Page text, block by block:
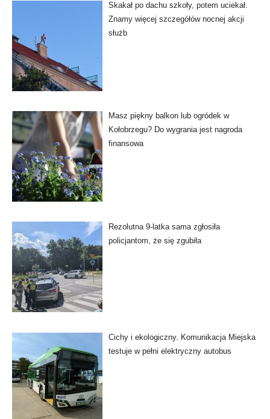
Skakał po dachu szkoły, potem uciekał.
Znamy więcej szczegółów nocnej akcji
służb
Masz piękny balkon lub ogródek w
Kołobrzegu? Do wygrania jest nagroda
finansowa
Rezolutna 9-latka sama zgłosiła
policjantom, że się zgubiła
Cichy i ekologiczny. Komunikacja Miejska
testuje w pełni elektryczny autobus